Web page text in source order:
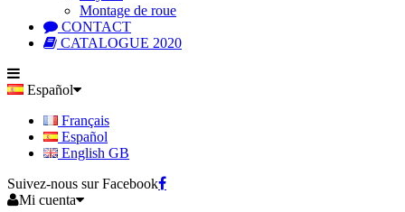
Montage de roue
CONTACT
CATALOGUE 2020
Español
Français
Español
English GB
Suivez-nous sur Facebook
Mi cuenta